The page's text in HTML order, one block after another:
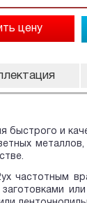
быстрого и
частотным